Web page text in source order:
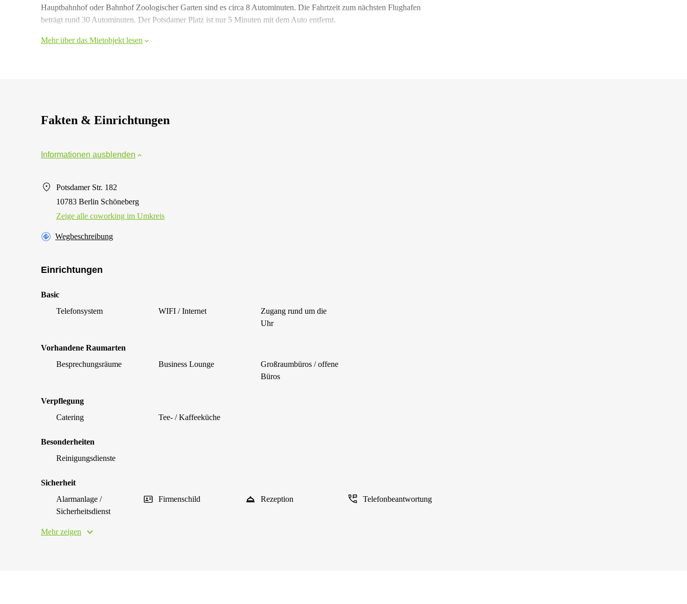
Hauptbahnhof oder Bahnhof Zoologischer Garten sind es circa 8 Autominuten. Die Fahrtzeit zum nächsten Flughafen
beträgt rund 30 Autominuten. Der Potsdamer Platz ist nur 5 Minuten mit dem Auto entfernt.
Mehr über das Mietobjekt lesen
Fakten & Einrichtungen
Informationen ausblenden
Potsdamer Str. 182
10783 Berlin Schöneberg
Zeige alle сoworking im Umkreis
Wegbeschreibung
Einrichtungen
Basic
Telefonsystem
WIFI / Internet
Zugang rund um die
Uhr
Vorhandene Raumarten
Besprechungsräume
Business Lounge
Großraumbüros / offene
Büros
Verpflegung
Catering
Tee- / Kaffeeküche
Besonderheiten
Reinigungsdienste
Sicherheit
Alarmanlage /
Sicherheitsdienst
Firmenschild Rezeption Telefonbeantwortung
Mehr zeigen